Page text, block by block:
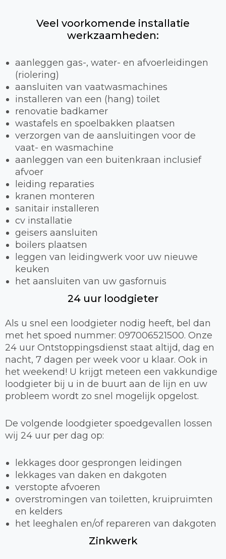
Veel voorkomende installatie
werkzaamheden:
aanleggen gas-, water- en afvoerleidingen
(riolering)
aansluiten van vaatwasmachines
installeren van een (hang) toilet
renovatie badkamer
wastafels en spoelbakken plaatsen
verzorgen van de aansluitingen voor de
vaat- en wasmachine
aanleggen van een buitenkraan inclusief
afvoer
leiding reparaties
kranen monteren
sanitair installeren
cv installatie
geisers aansluiten
boilers plaatsen
leggen van leidingwerk voor uw nieuwe
keuken
het aansluiten van uw gasfornuis
24 uur loodgieter
Als u snel een loodgieter nodig heeft, bel dan
met het spoed nummer: 097006521500. Onze
24 uur Ontstoppingsdienst staat altijd, dag en
nacht, 7 dagen per week voor u klaar. Ook in
het weekend! U krijgt meteen een vakkundige
loodgieter bij u in de buurt aan de lijn en uw
probleem wordt zo snel mogelijk opgelost.
De volgende loodgieter spoedgevallen lossen
wij 24 uur per dag op:
lekkages door gesprongen leidingen
lekkages van daken en dakgoten
verstopte afvoeren
overstromingen van toiletten, kruipruimten
en kelders
het leeghalen en/of repareren van dakgoten
Zinkwerk